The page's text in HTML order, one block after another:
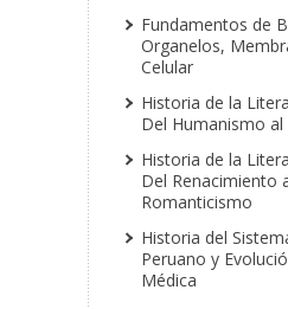
Fundamentos de
Organelos,
Celular
Historia de la
Del Humanismo
Historia de la
Del Renacimiento
Romanticismo
Historia del
Peruano y
Médica